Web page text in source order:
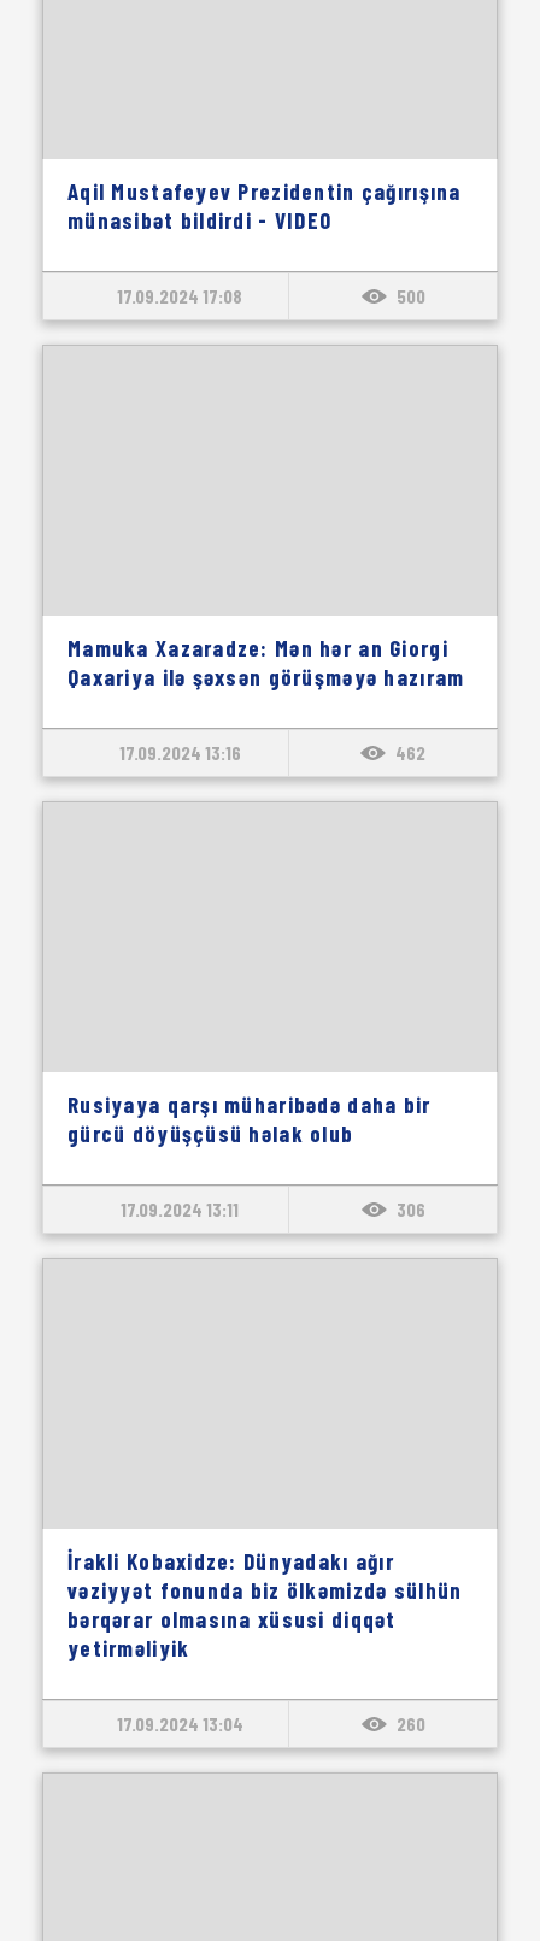
Aqil Mustafeyev Prezidentin çağırışına
münasibət bildirdi - VIDEO
17.09.2024 17:08 500
Mamuka Xazaradze: Mən hər an Giorgi
Qaxariya ilə şəxsən görüşməyə hazıram
17.09.2024 13:16 462
Rusiyaya qarşı müharibədə daha bir
gürcü döyüşçüsü həlak olub
17.09.2024 13:11 306
İrakli Kobaxidze: Dünyadakı ağır
vəziyyət fonunda biz ölkəmizdə sülhün
bərqərar olmasına xüsusi diqqət
yetirməliyik
17.09.2024 13:04 260